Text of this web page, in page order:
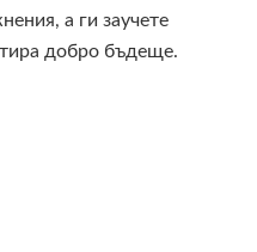
а ги заучете
добро бъдеще.